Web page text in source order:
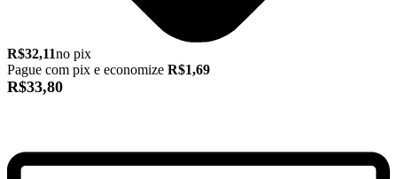
R$32,11no pix
Pague com pix e economize R$1,69
R$33,80